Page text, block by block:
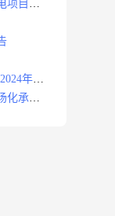
项目招
年度
化承包